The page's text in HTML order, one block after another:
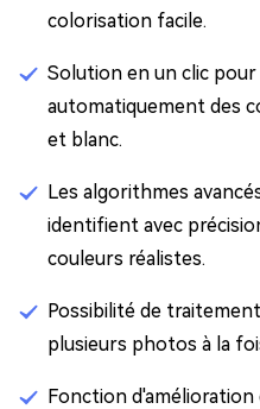
colorisation facile.
Solution en un clic
automatiquement des
et blanc.
Les algorithmes
identifient avec
couleurs réalistes.
Possibilité de
plusieurs photos à la
Fonction